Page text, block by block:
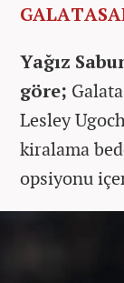
Yağız
göre;
Lesley
kiralama
opsiyonu